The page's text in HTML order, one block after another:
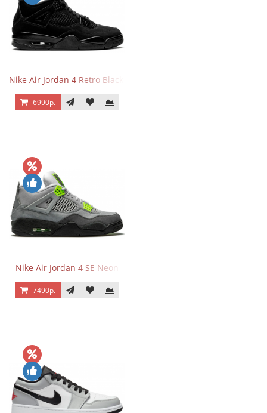
Nike Air Jordan 4 Retro Black Cat
6990р.
Nike Air Jordan 4 SE Neon
7490р.